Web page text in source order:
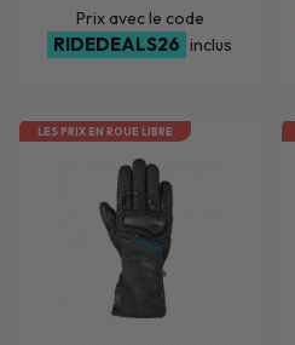
Prix avec le code
RIDEDEALS26 inclus
LES PRIX EN ROUE LIBRE